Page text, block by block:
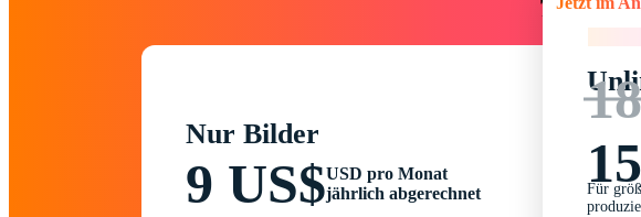
76 % an
Nur Bilder
9 US$USD pro Monat
jährlich abgerechnet
Für